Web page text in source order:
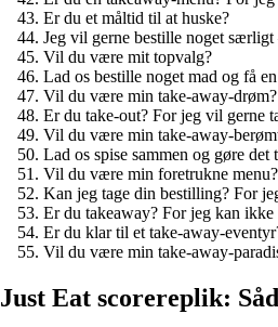
Er du et måltid til at huske?
Jeg vil gerne bestille noget særligt
Vil du være mit topvalg?
Lad os bestille noget mad og få
Vil du være min take-away-drøm?
Er du take-out? For jeg vil gerne
Vil du være min take-away-
Lad os spise sammen og gøre
Vil du være min foretrukne menu?
Kan jeg tage din bestilling? For
Er du takeaway? For jeg kan ikke
Er du klar til et take-away-
Vil du være min take-away-
Just Eat scorereplik: